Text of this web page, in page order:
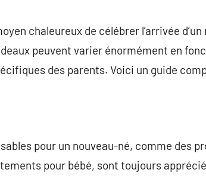
chaleureux de célébrer l’arrivée
peuvent varier énormément en
des parents. Voici un guide
pour un nouveau-né, comme des
pour bébé, sont toujours